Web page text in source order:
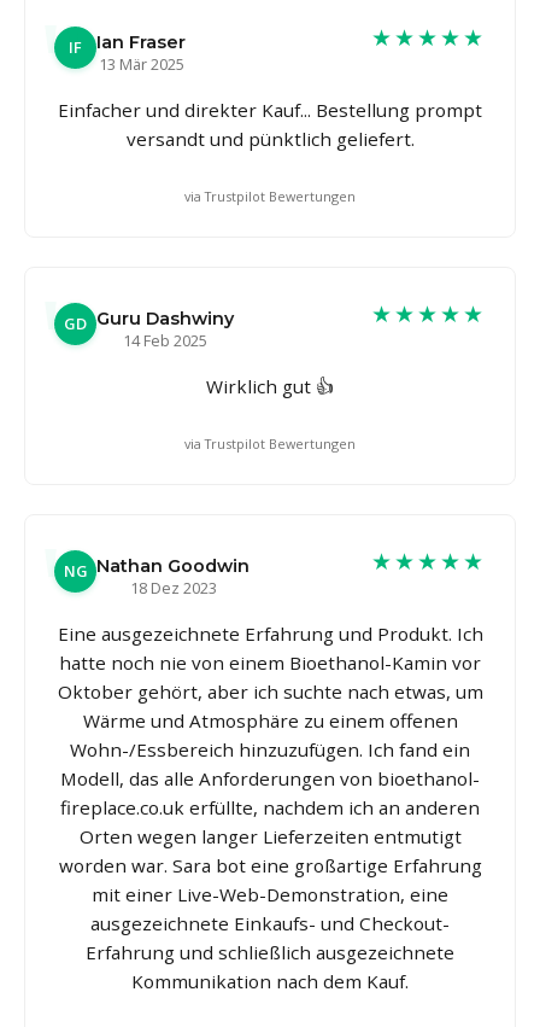
IF
Ian Fraser
13 Mär 2025
★★★★★
Einfacher und direkter Kauf... Bestellung prompt
versandt und pünktlich geliefert.
via Trustpilot Bewertungen
GD Guru Dashwiny
14 Feb 2025
★★★★★
Wirklich gut 👍
via Trustpilot Bewertungen
NG Nathan Goodwin
18 Dez 2023
★★★★★
Eine ausgezeichnete Erfahrung und Produkt. Ich
hatte noch nie von einem Bioethanol-Kamin vor
Oktober gehört, aber ich suchte nach etwas, um
Wärme und Atmosphäre zu einem offenen
Wohn-/Essbereich hinzuzufügen. Ich fand ein
Modell, das alle Anforderungen von bioethanol-
fireplace.co.uk erfüllte, nachdem ich an anderen
Orten wegen langer Lieferzeiten entmutigt
worden war. Sara bot eine großartige Erfahrung
mit einer Live-Web-Demonstration, eine
ausgezeichnete Einkaufs- und Checkout-
Erfahrung und schließlich ausgezeichnete
Kommunikation nach dem Kauf.